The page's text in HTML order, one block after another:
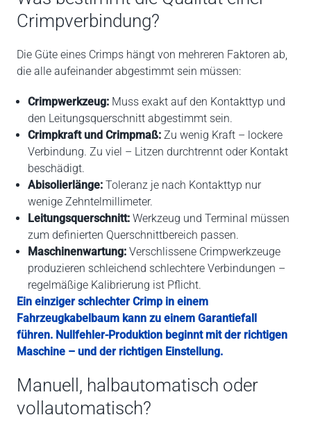
Crimpverbindung?
Die Güte eines Crimps hängt von mehreren Faktoren ab,
die alle aufeinander abgestimmt sein müssen:
Crimpwerkzeug: Muss exakt auf den Kontakttyp und
den Leitungsquerschnitt abgestimmt sein.
Crimpkraft und Crimpmaß: Zu wenig Kraft – lockere
Verbindung. Zu viel – Litzen durchtrennt oder Kontakt
beschädigt.
Abisolierlänge: Toleranz je nach Kontakttyp nur
wenige Zehntelmillimeter.
Leitungsquerschnitt: Werkzeug und Terminal müssen
zum definierten Querschnittbereich passen.
Maschinenwartung: Verschlissene Crimpwerkzeuge
produzieren schleichend schlechtere Verbindungen –
regelmäßige Kalibrierung ist Pflicht.
Ein einziger schlechter Crimp in einem
Fahrzeugkabelbaum kann zu einem Garantiefall
führen. Nullfehler-Produktion beginnt mit der richtigen
Maschine – und der richtigen Einstellung.
Manuell, halbautomatisch oder
vollautomatisch?